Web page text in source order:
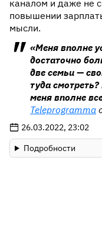
каналом и даже не
повышении
мысли.
«Меня вполне
достаточно
две семьи —
туда
меня вполне
Teleprogramma
26.03.2022, 23:02
Подробности